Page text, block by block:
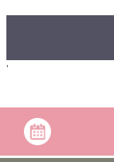
'